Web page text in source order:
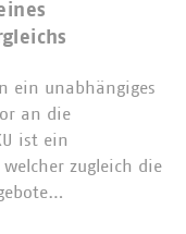
ein unabhängiges
an die
ist ein
zugleich die